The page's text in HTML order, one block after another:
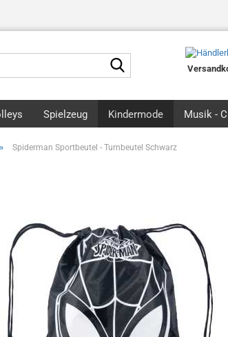
Spielzeug Kindermode Musik -
» Spiderman Sportbeutel - Turnbeutel Schwarz